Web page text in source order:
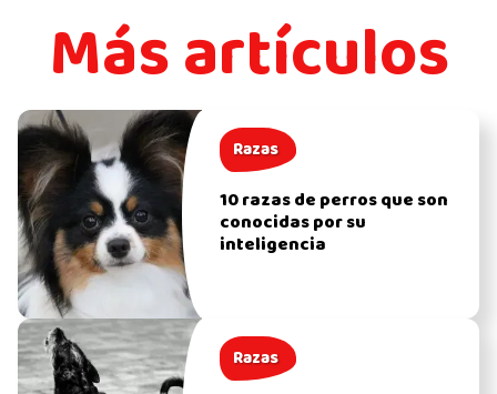
Más artículos
Razas
10 razas de perros que son
conocidas por su
inteligencia
Razas